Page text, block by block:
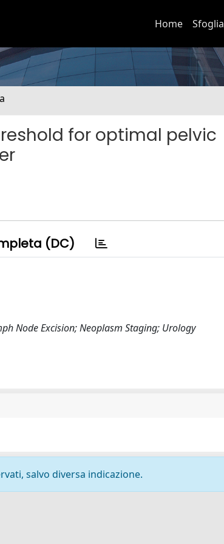
Home Sfoglia
for optimal pelvic
(DC)
Node Excision; Neoplasm Staging; Urology
salvo diversa indicazione.